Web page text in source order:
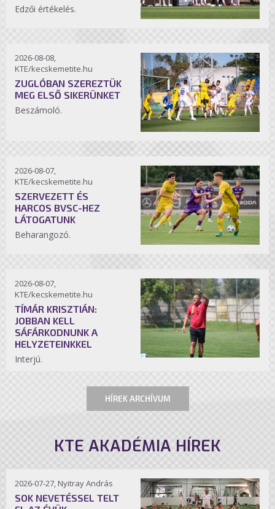
Edzői értékelés.
2026-08-08,
KTE/kecskemetite.hu
ZUGLÓBAN SZEREZTÜK
MEG ELSŐ SIKERÜNKET
Beszámoló.
2026-08-07,
KTE/kecskemetite.hu
SZERVEZETT ÉS
HARCOS BVSC-HEZ
LÁTOGATUNK
Beharangozó.
2026-08-07,
KTE/kecskemetite.hu
TÍMÁR KRISZTIÁN:
JOBBAN KELL
SÁFÁRKODNUNK A
HELYZETEINKKEL
Interjú.
HÍREK ARCHÍVUM
KTE AKADÉMIA HÍREK
2026-07-27, Nyitray András
SOK NEVETÉSSEL TELT